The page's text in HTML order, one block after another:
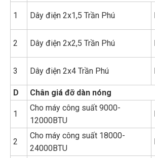
1 Dây điện 2x1,5 Trần Phú
2 Dây điện 2x2,5 Trần Phú
3 Dây điện 2x4 Trần Phú
D
Chân giá đỡ dàn nóng
1
Cho máy công suất 9000-
12000BTU
2
Cho máy công suất 18000-
24000BTU